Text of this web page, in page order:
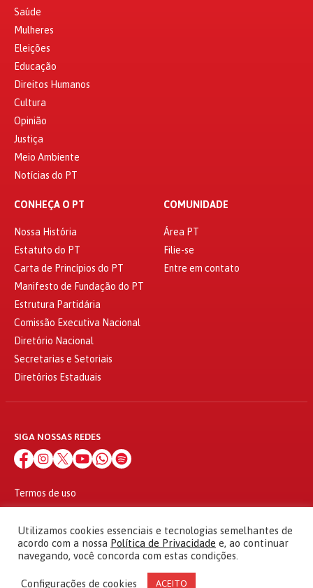
Saúde
Mulheres
Eleições
Educação
Direitos Humanos
Cultura
Opinião
Justiça
Meio Ambiente
Notícias do PT
CONHEÇA O PT
Nossa História
Estatuto do PT
Carta de Princípios do PT
Manifesto de Fundação do PT
Estrutura Partidária
Comissão Executiva Nacional
Diretório Nacional
Secretarias e Setoriais
Diretórios Estaduais
COMUNIDADE
Área PT
Filie-se
Entre em contato
SIGA NOSSAS REDES
Termos de uso
© 2010 - 2026
Partido dos Trabalhadores Todos os direitos reservados
Utilizamos cookies essenciais e tecnologias semelhantes de
acordo com a nossa Política de Privacidade e, ao continuar
navegando, você concorda com estas condições.
Configurações de cookies ACEITO